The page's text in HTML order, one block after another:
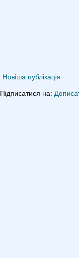
Новіша публікація
Підписатися на: